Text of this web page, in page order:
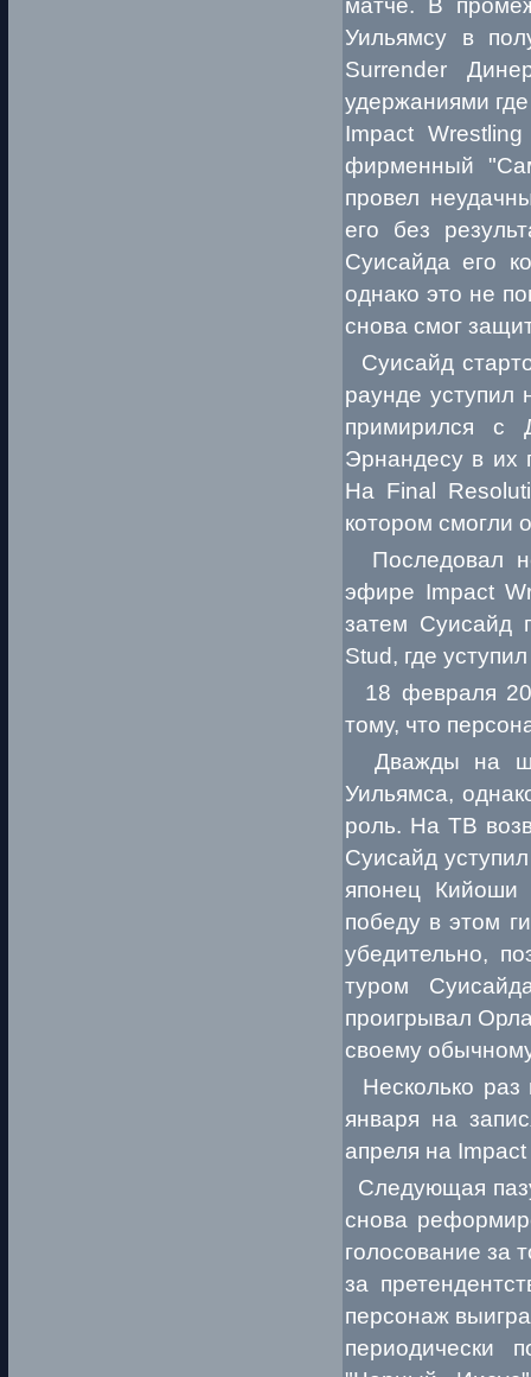
Уильямсу в
Surrender
удержаниями
Impact
фирменный
провел
его без
Суисайда его
однако это не
снова смог
Суисайд
раунде уступил
примирился с
Эрнандесу в их
На Final
котором смогли
Последовал
эфире Impact
затем Суисайд
Stud, где
18 февраля
тому, что
Дважды на
Уильямса,
роль. На ТВ
Суисайд
японец
победу в этом
убедительно,
туром
проигрывал
своему
Несколько раз
января на
апреля на
Следующая
снова
голосование за
за
персонаж
периодически